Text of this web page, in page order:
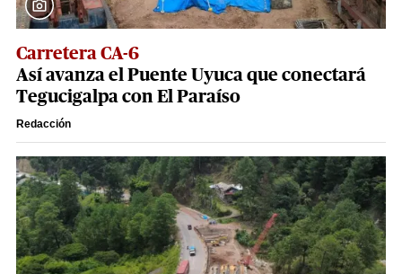
Carretera CA-6
Así avanza el Puente Uyuca que conectará
Tegucigalpa con El Paraíso
Redacción